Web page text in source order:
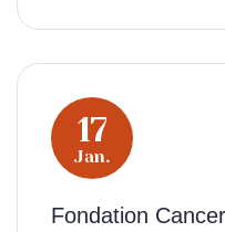
17
Jan.
Fondation